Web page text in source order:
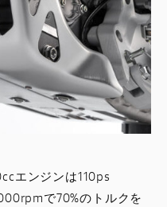
エンジンは110ps
で70%のトルクを